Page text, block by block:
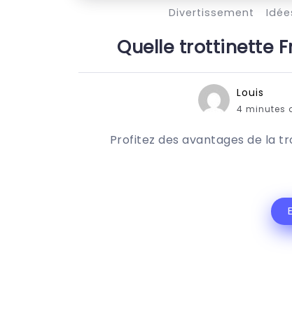
Divertissement
Quelle trottinette
Louis
4 minutes
Profitez des avantages de la